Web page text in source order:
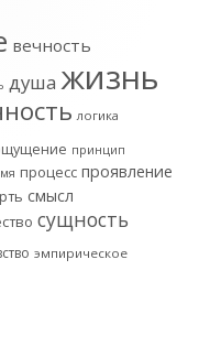
вечность
душа жизнь
логика
принцип
процесс проявление
смысл
сущность
эмпирическое